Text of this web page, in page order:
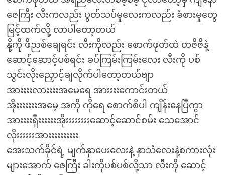
ဇေကြီး လီးကလည်း ပွတ်သပ်မှုလေးကလည်း ခံစားမှုတွေ
မြင့်ထက်လို့ လာပါတော့တယ်
နို့ကို ဖိညစ်ချေရင်း လီးကိုလည်း စောက်ဖုတ်ထဲ တဇိဇိနဲ့
ဆောင့်ဆောင့်ပစ်ရင်း ခပ်ကြမ်းကြမ်းလေး လီးကို ပစ်
သွင်းလိုးညှောင့်ချလိုက်ပါတော့တယ်ဗျာ
အားးးးလားးးးအမေရေ အားးးးကောင်းတယ်
အိုးးးးးးးအမေ့ အကို ကိုရေ စောက်စိပါ ကျိန်းနေပြီကွာ
အားးးးရှီးးးးးးအိုးးးးးးးးဆောင့်ဆောင်စမ်း သေအောင်
လိုးးးးးးအားးးးးးးးးး
အေးသက်ခိုင်ရဲ့ မျက်နှာပေးလေးနဲ့ နှာသံလေးနဲ့စကားလုံး
များအောက် ဇေကြီး ခါးကိုပစ်ပစ်လို့သာ လီးကို ဆောင့်